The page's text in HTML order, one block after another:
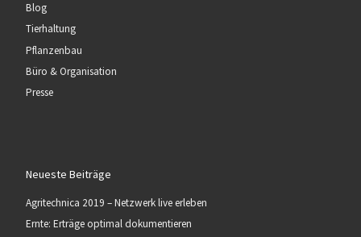
Blog
Tierhaltung
Pflanzenbau
Büro & Organisation
Presse
Neueste Beiträge
Agritechnica 2019 – Netzwerk live erleben
Ernte: Erträge optimal dokumentieren